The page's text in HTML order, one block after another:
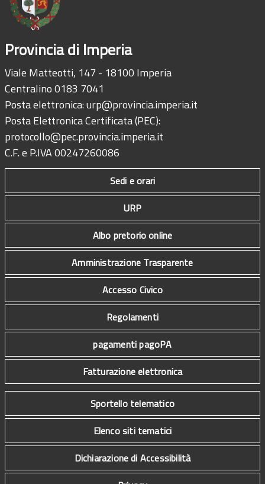
Provincia di Imperia
Viale Matteotti, 147 - 18100 Imperia
Centralino 0183 7041
Posta elettronica:urp@provincia.imperia.it
Posta Elettronica Certificata (PEC):
protocollo@pec.provincia.imperia.it
C.F. e P.IVA 00247260086
Sedi e orari
URP
Albo pretorio online
Amministrazione Trasparente
Accesso Civico
Regolamenti
pagamenti pagoPA
Fatturazione elettronica
Sportello telematico
Elenco siti tematici
Dichiarazione di Accessibilità